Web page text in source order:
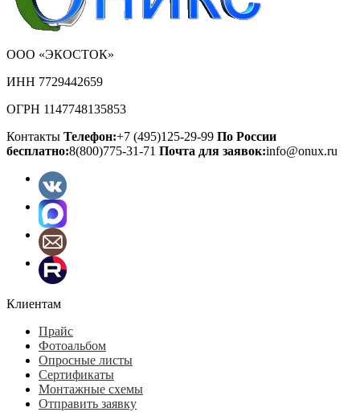
ООО «ЭКОСТОК»
ИНН 7729442659
ОГРН 1147748135853
Контакты Телефон:+7 (495)125-29-99 По России
бесплатно:8(800)775-31-71 Почта для заявок:info@onux.ru
Клиентам
Прайс
Фотоальбом
Опросные листы
Сертификаты
Монтажные схемы
Отправить заявку